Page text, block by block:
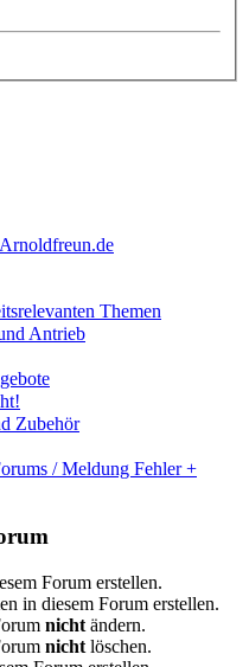
Themen
Antrieb
Zubehör
/ Meldung Fehler +
Forum erstellen.
in diesem Forum erstellen.
nicht ändern.
nicht löschen.